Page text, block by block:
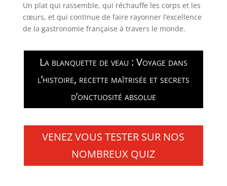
Un plat qui rassemble, qui réchauffe les corps et les
cœurs, et qui continue de faire rayonner l’excellence
de la gastronomie française à travers le monde.
La blanquette de veau : Voyage dans
l’histoire, recette maîtrisée et secrets
d’onctuosité absolue
VENEZ VOUS TESTER SUR NOS
NOMBREUX QUIZ